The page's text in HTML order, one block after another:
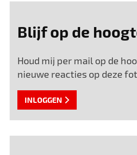
Blijf op de
Houd mij per mail op de
nieuwe reacties op deze
INLOGGEN